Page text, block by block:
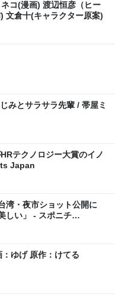
コ(漫画) 渡辺恒彦（ヒー
文倉十(キャラクター原案)
みとサラサラ先輩 / 帯屋ミ
テクノロジー大賞のイノ
Japan
湾・夜市ショット公開に
しい」 - スポニチ
ゆげ 原作：けてる